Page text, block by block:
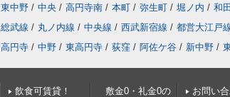
東中野 / 中央 / 高円寺南 / 本町 / 弥生町 / 堀ノ内 / 和田
総武線 / 丸ノ内線 / 中央線 / 西武新宿線 / 都営大江戸
高円寺 / 中野 / 東高円寺 / 荻窪 / 阿佐ケ谷 / 新中野 /
飲食可賃貸！
敷金0・礼金0の
お問い